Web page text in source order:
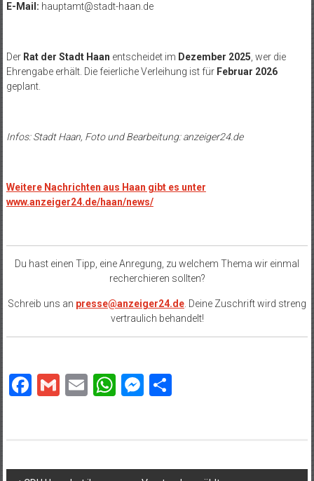
E-Mail: hauptamt@stadt-haan.de
Der Rat der Stadt Haan entscheidet im Dezember 2025, wer die
Ehrengabe erhält. Die feierliche Verleihung ist für Februar 2026
geplant.
Infos: Stadt Haan, Foto und Bearbeitung: anzeiger24.de
Weitere Nachrichten aus Haan gibt es unter
www.anzeiger24.de/haan/news/
Du hast einen Tipp, eine Anregung, zu welchem Thema wir einmal
recherchieren sollten?
Schreib uns an presse@anzeiger24.de. Deine Zuschrift wird streng
vertraulich behandelt!
Facebook
GmailEmailWhatsApp
Messenger